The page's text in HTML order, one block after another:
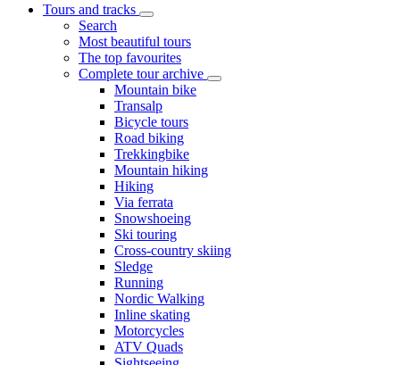
Tours and tracks
Search
Most beautiful tours
The top favourites
Complete tour archive
Mountain bike
Transalp
Bicycle tours
Road biking
Trekkingbike
Mountain hiking
Hiking
Via ferrata
Snowshoeing
Ski touring
Cross-country skiing
Sledge
Running
Nordic Walking
Inline skating
Motorcycles
ATV Quads